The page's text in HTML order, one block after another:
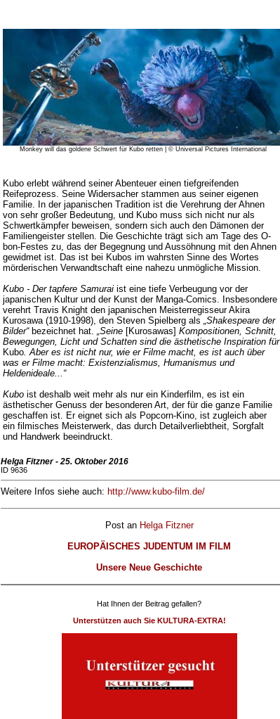
Monkey will das goldene Schwert für Kubo retten | © Universal Pictures International
Kubo erlebt während seiner Abenteuer einen tiefgreifenden
Reifeprozess. Seine Widersacher stammen aus seiner eigenen
Familie. In der japanischen Tradition ist die Verehrung der Ahnen
von sehr großer Bedeutung, und Kubo muss sich nicht nur als
Schwertkämpfer beweisen, sondern sich auch den Dämonen der
Familiengeister stellen. Die Geschichte trägt sich am Tage des O-
bon-Festes zu, das der Begegnung und Aussöhnung mit den Ahnen
gewidmet ist. Das ist bei Kubos im wahrsten Sinne des Wortes
mörderischen Verwandtschaft eine nahezu unmögliche Mission.
Kubo - Der tapfere Samuraiist eine tiefe Verbeugung vor der
japanischen Kultur und der Kunst der Manga-Comics. Insbesondere
verehrt Travis Knight den japanischen Meisterregisseur Akira
Kurosawa (1910-1998), den Steven Spielberg als „Shakespeare der
Bilder“bezeichnet hat. „Seine[Kurosawas] Kompositionen, Schnitt,
Bewegungen, Licht und Schatten sind die ästhetische Inspiration für
Kubo. Aber es ist nicht nur, wie er Filme macht, es ist auch über
was er Filme macht: Existenzialismus, Humanismus und
Heldenideale...“
Kuboist deshalb weit mehr als nur ein Kinderfilm, es ist ein
ästhetischer Genuss der besonderen Art, der für die ganze Familie
geschaffen ist. Er eignet sich als Popcorn-Kino, ist zugleich aber
ein filmisches Meisterwerk, das durch Detailverliebtheit, Sorgfalt
und Handwerk beeindruckt.
Helga Fitzner - 25. Oktober 2016
ID 9636
Weitere Infos siehe auch: http://www.kubo-film.de/
Post an Helga Fitzner
EUROPÄISCHES JUDENTUM IM FILM
Unsere Neue Geschichte
Hat Ihnen der Beitrag gefallen?
Unterstützen auch Sie KULTURA-EXTRA!